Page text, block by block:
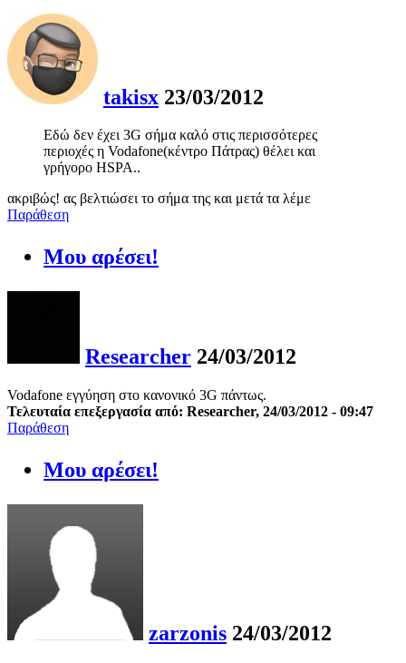
takisx 23/03/2012
Εδώ δεν έχει 3G σήμα καλό στις περισσότερες
περιοχές η Vodafone(κέντρο Πάτρας) θέλει και
γρήγορο HSPA..
ακριβώς! ας βελτιώσει το σήμα της και μετά τα λέμε
Παράθεση
Μου αρέσει!
Researcher 24/03/2012
Vodafone εγγύηση στο κανονικό 3G πάντως.
Τελευταία επεξεργασία από: Researcher, 24/03/2012 - 09:47
Παράθεση
Μου αρέσει!
zarzonis 24/03/2012